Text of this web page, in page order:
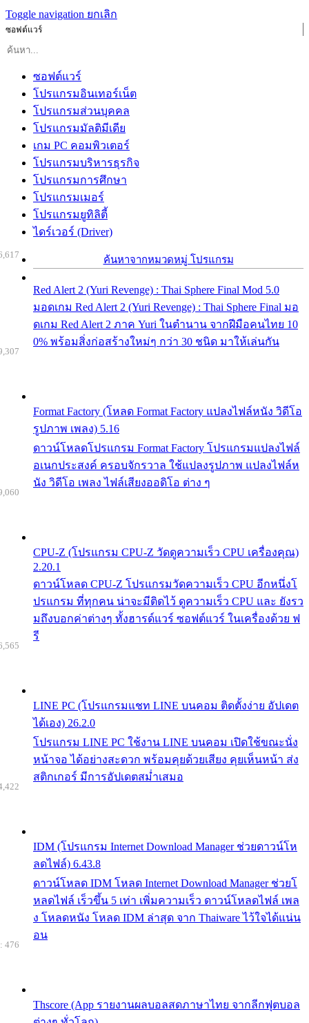
Toggle navigation ยกเลิก
ซอฟต์แวร์
ซอฟต์แวร์
โปรแกรมอินเทอร์เน็ต
โปรแกรมส่วนบุคคล
โปรแกรมมัลติมีเดีย
เกม PC คอมพิวเตอร์
โปรแกรมบริหารธุรกิจ
โปรแกรมการศึกษา
โปรแกรมเมอร์
โปรแกรมยูทิลิตี้
ไดร์เวอร์ (Driver)
ค้นหาจากหมวดหมู่ โปรแกรม
Red Alert 2 (Yuri Revenge) : Thai Sphere Final Mod 5.0
มอดเกม Red Alert 2 (Yuri Revenge) : Thai Sphere Final มอ
ดเกม Red Alert 2 ภาค Yuri ในตำนาน จากฝีมือคนไทย 10
0% พร้อมสิ่งก่อสร้างใหม่ๆ กว่า 30 ชนิด มาให้เล่นกัน
Format Factory (โหลด Format Factory แปลงไฟล์หนัง วิดีโอ
รูปภาพ เพลง) 5.16
ดาวน์โหลดโปรแกรม Format Factory โปรแกรมแปลงไฟล์
อเนกประสงค์ ครอบจักรวาล ใช้แปลงรูปภาพ แปลงไฟล์ห
นัง วิดีโอ เพลง ไฟล์เสียงออดิโอ ต่าง ๆ
CPU-Z (โปรแกรม CPU-Z วัดดูความเร็ว CPU เครื่องคุณ)
2.20.1
ดาวน์โหลด CPU-Z โปรแกรมวัดความเร็ว CPU อีกหนึ่งโ
ปรแกรม ที่ทุกคน น่าจะมีติดไว้ ดูความเร็ว CPU และ ยังรว
มถึงบอกค่าต่างๆ ทั้งฮารด์แวร์ ซอฟต์แวร์ ในเครื่องด้วย ฟ
รี
LINE PC (โปรแกรมแชท LINE บนคอม ติดตั้งง่าย อัปเดต
ได้เอง) 26.2.0
โปรแกรม LINE PC ใช้งาน LINE บนคอม เปิดใช้ขณะนั่ง
หน้าจอ ได้อย่างสะดวก พร้อมคุยด้วยเสียง คุยเห็นหน้า ส่ง
สติกเกอร์ มีการอัปเดตสม่ำเสมอ
IDM (โปรแกรม Internet Download Manager ช่วยดาวน์โห
ลดไฟล์) 6.43.8
ดาวน์โหลด IDM โหลด Internet Download Manager ช่วยโ
หลดไฟล์ เร็วขึ้น 5 เท่า เพิ่มความเร็ว ดาวน์โหลดไฟล์ เพล
ง โหลดหนัง โหลด IDM ล่าสุด จาก Thaiware ไว้ใจได้แน่น
อน
Thscore (App รายงานผลบอลสดภาษาไทย จากลีกฟุตบอล
476